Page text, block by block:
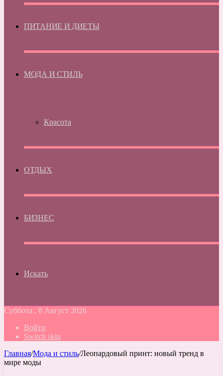
ПИТАНИЕ И ДИЕТЫ
МОДА И СТИЛЬ
Красота
ОТДЫХ
БИЗНЕС
Искать
Суббота , 8 Август 2026
Войти
Switch skin
Главная/Мода и стиль/Леопардовый принт: новый тренд в
мире моды